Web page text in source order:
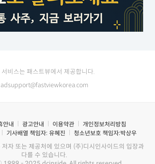
서비스는 패스트뷰에서 제공합니다.
adsupport@fastviewkorea.com
안내 광고안내 이용약관
개인정보처리방침
기사배열 책임자: 유혜진 청소년보호 책임자:박상우
자 또는 제공처에 있으며 (주)디시인사이드의 입장과
다를 수 있습니다.